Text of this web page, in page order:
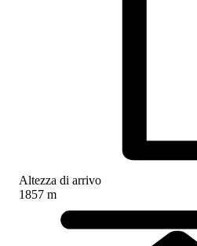
Altezza di arrivo
1857 m